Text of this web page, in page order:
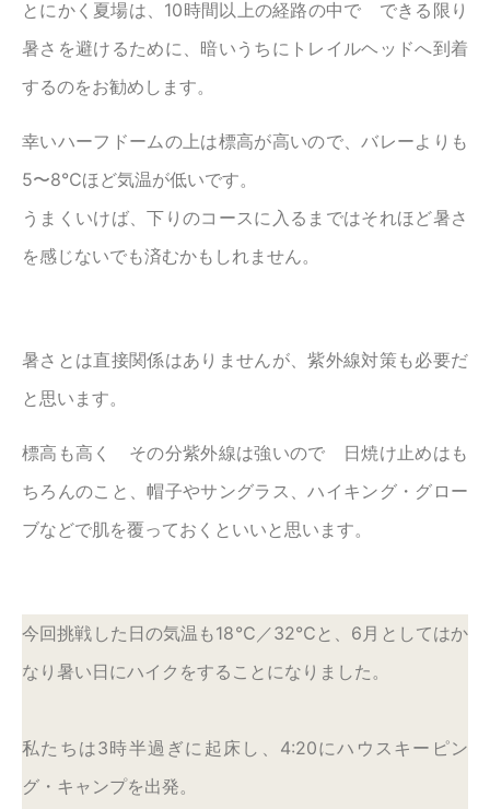
とにかく夏場は、10時間以上の経路の中で できる限り
暑さを避けるために、暗いうちにトレイルヘッドへ到着
するのをお勧めします。
幸いハーフドームの上は標高が高いので、バレーよりも
5〜8℃ほど気温が低いです。
うまくいけば、下りのコースに入るまではそれほど暑さ
を感じないでも済むかもしれません。
暑さとは直接関係はありませんが、紫外線対策も必要だ
と思います。
標高も高く その分紫外線は強いので 日焼け止めはも
ちろんのこと、帽子やサングラス、ハイキング・グロー
ブなどで肌を覆っておくといいと思います。
今回挑戦した日の気温も18℃／32℃と、6月としてはか
なり暑い日にハイクをすることになりました。
私たちは3時半過ぎに起床し、4:20にハウスキーピン
グ・キャンプを出発。